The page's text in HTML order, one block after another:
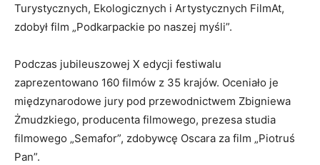
Turystycznych, Ekologicznych i Artystycznych FilmAt,
zdobył film „Podkarpackie po naszej myśli”.
Podczas jubileuszowej X edycji festiwalu
zaprezentowano 160 filmów z 35 krajów. Oceniało je
międzynarodowe jury pod przewodnictwem Zbigniewa
Żmudzkiego, producenta filmowego, prezesa studia
filmowego „Semafor”, zdobywcę Oscara za film „Piotruś
Pan”.